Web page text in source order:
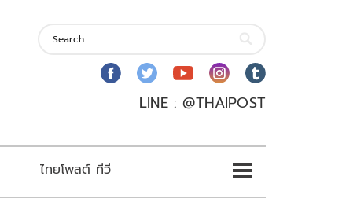
LINE : @THAIPOST
ไทยโพสต์ ทีวี